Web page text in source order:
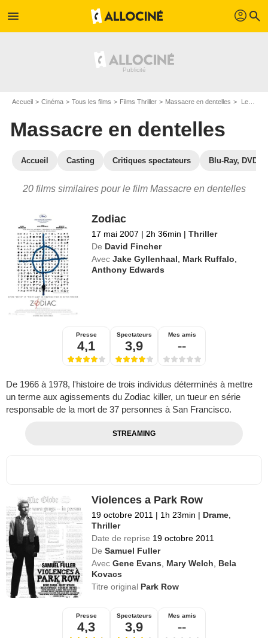
menu profil search
Accueil Cinéma Tous les films Films Thriller Massacre en dentelles Les films similaires à "Massacre en dentelles"
Massacre en dentelles
Accueil Casting Critiques spectateurs Blu-Ray, DVD
20 films similaires pour le film Massacre en dentelles
Zodiac
17 mai 2007 | 2h 36min | Thriller
De David Fincher
Avec Jake Gyllenhaal Mark Ruffalo
Anthony Edwards
Presse
4,1
Spectateurs
3,9
Mes amis
--
De 1966 à 1978, l'histoire de trois individus déterminés à mettre
un terme aux agissements du Zodiac killer, un tueur en série
responsable de la mort de 37 personnes à San Francisco.
STREAMING
Violences a Park Row
19 octobre 2011 | 1h 23min | Drame
Thriller
Date de reprise 19 octobre 2011
De Samuel Fuller
Avec Gene Evans Mary Welch
Bela
Kovacs
Titre original Park Row
Presse
4,3
Spectateurs
3,9
Mes amis
--